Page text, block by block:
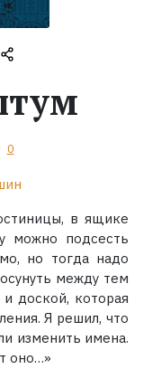
0
в ящике
можно подсесть
но тогда надо
между тем
доской, которая
Я решил, что
изменить имена.
оно…»